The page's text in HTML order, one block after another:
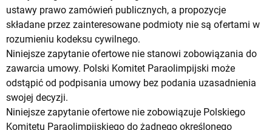
ustawy prawo zamówień publicznych, a propozycje
składane przez zainteresowane podmioty nie są ofertami w
rozumieniu kodeksu cywilnego.
Niniejsze zapytanie ofertowe nie stanowi zobowiązania do
zawarcia umowy. Polski Komitet Paraolimpijski może
odstąpić od podpisania umowy bez podania uzasadnienia
swojej decyzji.
Niniejsze zapytanie ofertowe nie zobowiązuje Polskiego
Komitetu Paraolimpijskiego do żadnego określonego